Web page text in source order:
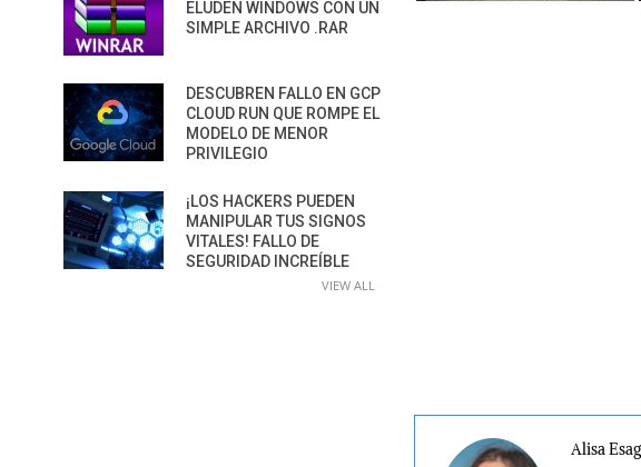
Alisa
ELUDEN WINDOWS CON UN
SIMPLE ARCHIVO .RAR
DESCUBREN FALLO EN GCP
CLOUD RUN QUE ROMPE EL
MODELO DE MENOR
PRIVILEGIO
¡LOS HACKERS PUEDEN
MANIPULAR TUS SIGNOS
VITALES! FALLO DE
SEGURIDAD INCREÍBLE
VIEW ALL